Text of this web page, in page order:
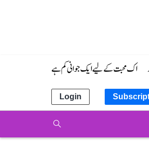
اک محبت کے لیے ایک جوانی کم ہے
Login